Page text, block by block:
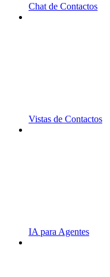
Chat de Contactos
Vistas de Contactos
IA para Agentes